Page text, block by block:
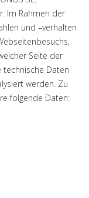
Im Rahmen der
und –verhalten
Seite der
Daten
werden. Zu
folgende Daten: